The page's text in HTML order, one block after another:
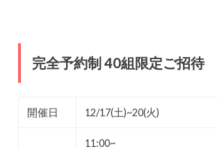
完全予約制 40組限定ご招待
開催日 12/17(土)~20(火)
11:00~